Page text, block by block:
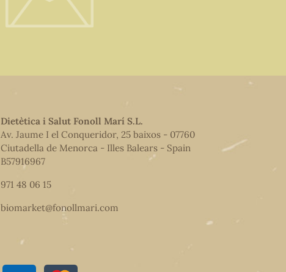
Dietètica i Salut Fonoll Marí S.L.
Av. Jaume I el Conqueridor, 25 baixos - 07760
Ciutadella de Menorca - Illes Balears - Spain
B57916967
971 48 06 15
biomarket@fonollmari.com